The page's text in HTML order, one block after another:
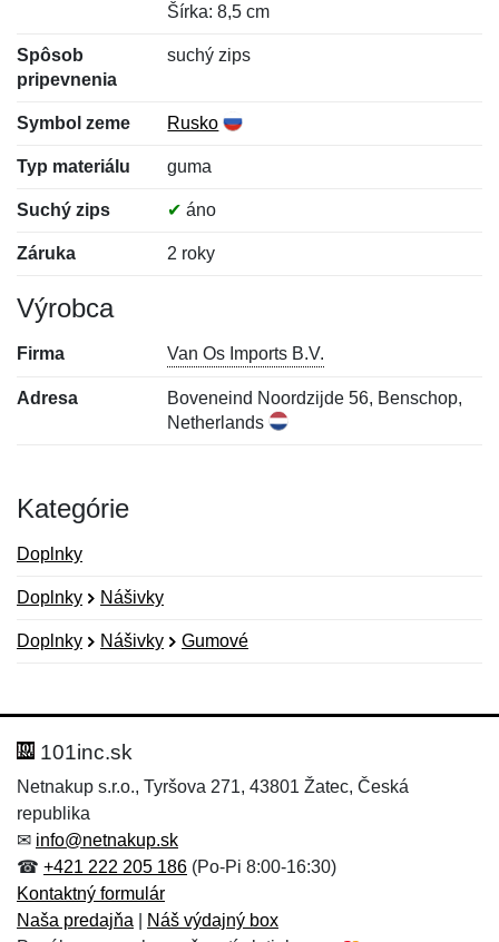
Šírka: 8,5 cm
Spôsob
pripevnenia
suchý zips
Symbol zeme Rusko
Typ materiálu guma
Suchý zips ✔ áno
Záruka 2 roky
Výrobca
Firma Van Os Imports B.V.
Adresa
Boveneind Noordzijde 56, Benschop,
Netherlands
Kategórie
Doplnky
Doplnky Nášivky
Doplnky Nášivky Gumové
Hodnotenie:
Meno:*
E-mail:
Meno:
E-mail:*
101inc.sk
Netnakup s.r.o., Tyršova 271, 43801 Žatec, Česká
republika
✉ info@netnakup.sk
☎ +421 222 205 186 (Po-Pi 8:00-16:30)
Kontaktný formulár
Naša predajňa
Náš výdajný box